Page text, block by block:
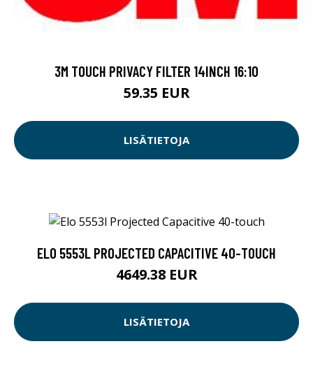
3M TOUCH PRIVACY FILTER 14INCH 16:10
59.35 EUR
LISÄTIETOJA
ELO 5553L PROJECTED CAPACITIVE 40-TOUCH
4649.38 EUR
LISÄTIETOJA